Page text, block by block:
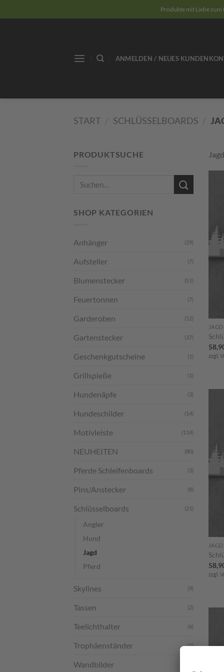
Inhalt
Produkte mit Liebe zum
ANMELDEN / NEUES
START / SCHLÜSSELBOARDS /
PRODUKTSUCHE
SHOP KATEGORIEN
Anhänger (29)
Aufsteller (7)
Blumenstecker (51)
Feuertonnen (7)
Garderoben (12)
Gartenstecker (37)
Geschenkgutscheine (1)
Grillspieße (1)
Hundenäpfe (3)
Hundeschilder (14)
Motivleiste (114)
NEUHEITEN (80)
Pferde Schleifenboards (3)
Pins/Anstecker (8)
Schlüsselboards (21)
Angler
Hund
Jagd
Pferd
Skylines (9)
Tassen (2)
Teelichthalter (6)
Trophäenständer (1)
Wandbilder
JAGD
zzgl.
JAGD
zzgl.